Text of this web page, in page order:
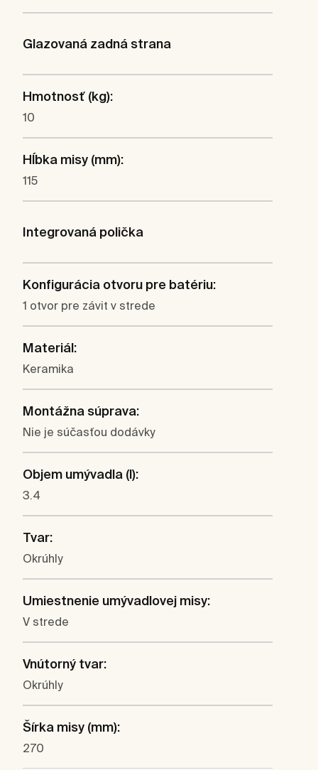
Glazovaná zadná strana
Hmotnosť (kg):
10
Hĺbka misy (mm):
115
Integrovaná polička
Konfigurácia otvoru pre batériu:
1 otvor pre závit v strede
Materiál:
Keramika
Montážna súprava:
Nie je súčasťou dodávky
Objem umývadla (l):
3.4
Tvar:
Okrúhly
Umiestnenie umývadlovej misy:
V strede
Vnútorný tvar:
Okrúhly
Šírka misy (mm):
270